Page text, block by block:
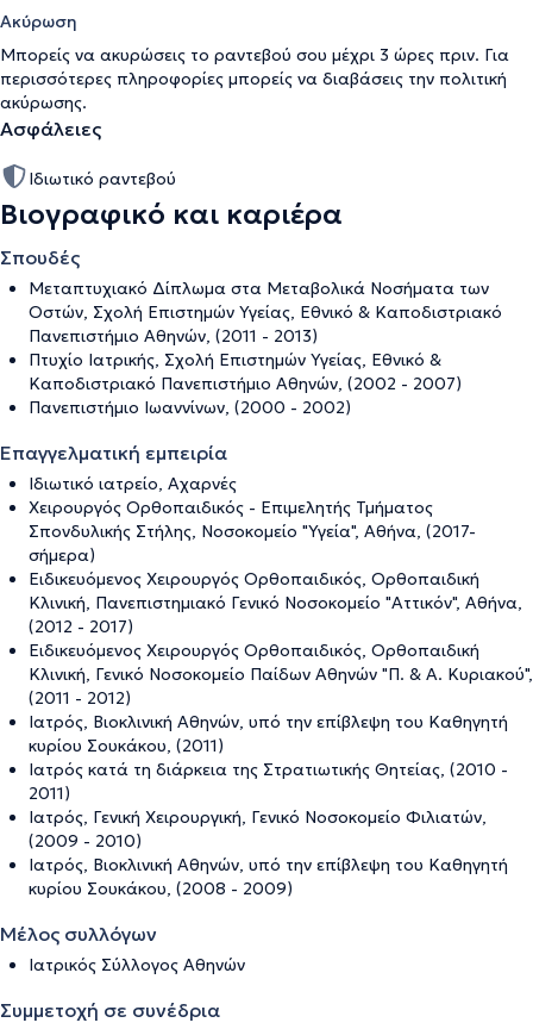
Ακύρωση
Μπορείς να ακυρώσεις το ραντεβού σου μέχρι 3 ώρες πριν. Για
περισσότερες πληροφορίες μπορείς να διαβάσεις την πολιτική
ακύρωσης.
Ασφάλειες
Ιδιωτικό ραντεβού
Βιογραφικό και καριέρα
Σπουδές
Μεταπτυχιακό Δίπλωμα στα Μεταβολικά Νοσήματα των
Οστών, Σχολή Επιστημών Υγείας, Εθνικό & Καποδιστριακό
Πανεπιστήμιο Αθηνών, (2011 - 2013)
Πτυχίο Ιατρικής, Σχολή Επιστημών Υγείας, Εθνικό &
Καποδιστριακό Πανεπιστήμιο Αθηνών, (2002 - 2007)
Πανεπιστήμιο Ιωαννίνων, (2000 - 2002)
Επαγγελματική εμπειρία
Ιδιωτικό ιατρείο, Αχαρνές
Χειρουργός Ορθοπαιδικός - Επιμελητής Τμήματος
Σπονδυλικής Στήλης, Νοσοκομείο "Υγεία", Αθήνα, (2017-
σήμερα)
Ειδικευόμενος Χειρουργός Ορθοπαιδικός, Ορθοπαιδική
Κλινική, Πανεπιστημιακό Γενικό Νοσοκομείο "Αττικόν", Αθήνα,
(2012 - 2017)
Ειδικευόμενος Χειρουργός Ορθοπαιδικός, Ορθοπαιδική
Κλινική, Γενικό Νοσοκομείο Παίδων Αθηνών "Π. & Α. Κυριακού",
(2011 - 2012)
Ιατρός, Βιοκλινική Αθηνών, υπό την επίβλεψη του Καθηγητή
κυρίου Σουκάκου, (2011)
Ιατρός κατά τη διάρκεια της Στρατιωτικής Θητείας, (2010 -
2011)
Ιατρός, Γενική Χειρουργική, Γενικό Νοσοκομείο Φιλιατών,
(2009 - 2010)
Ιατρός, Βιοκλινική Αθηνών, υπό την επίβλεψη του Καθηγητή
κυρίου Σουκάκου, (2008 - 2009)
Μέλος συλλόγων
Ιατρικός Σύλλογος Αθηνών
Συμμετοχή σε συνέδρια